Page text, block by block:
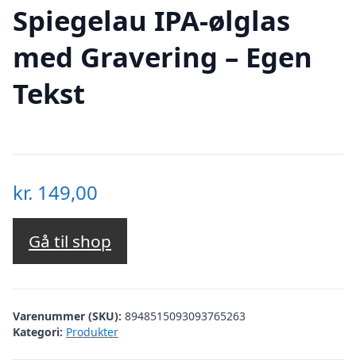
Spiegelau IPA-ølglas
med Gravering – Egen
Tekst
kr. 149,00
Gå til shop
Varenummer (SKU): 8948515093093765263
Kategori: Produkter